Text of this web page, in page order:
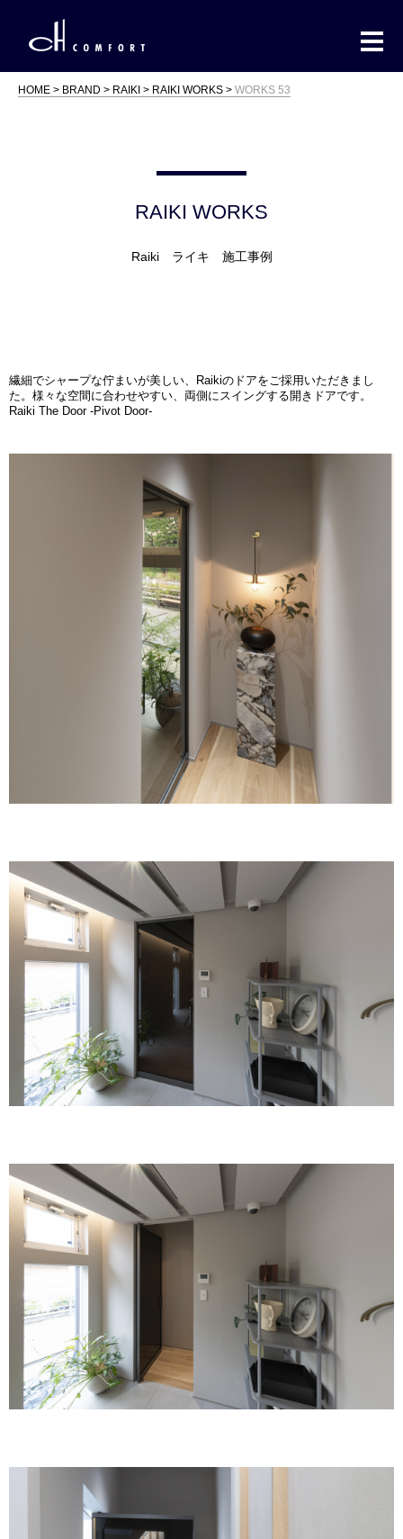
HOME BRAND RAIKI RAIKI WORKS WORKS 53
RAIKI WORKS
Raiki ライキ 施工事例
繊細でシャープな佇まいが美しい、Raikiのドアをご採用いただきまし
た。様々な空間に合わせやすい、両側にスイングする開きドアです。
Raiki The Door -Pivot Door-